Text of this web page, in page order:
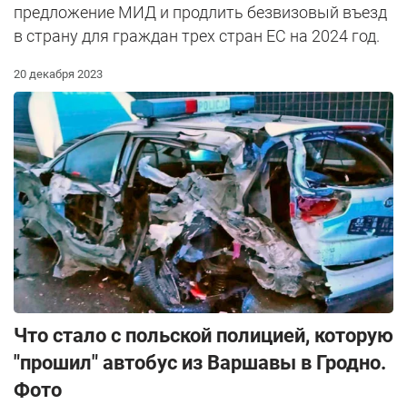
предложение МИД и продлить безвизовый въезд
в страну для граждан трех стран ЕС на 2024 год.
20 декабря 2023
Что стало с польской полицией, которую
"прошил" автобус из Варшавы в Гродно.
Фото